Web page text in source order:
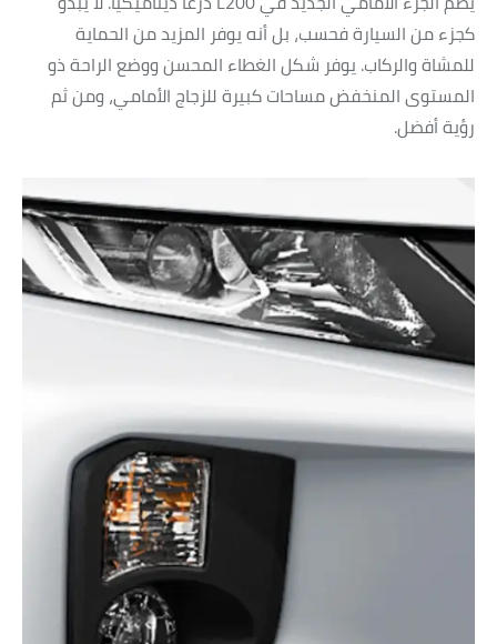
كجزء من السيارة فحسب، بل أنه يوفر المزيد من الحماية
للمشاة والركاب. يوفر شكل الغطاء المحسن ووضع الراحة ذو
المستوى المنخفض مساحات كبيرة للزجاج الأمامي، ومن ثم
رؤية أفضل.